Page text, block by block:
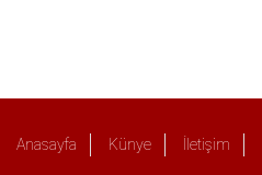
Anasayfa Künye İletişim